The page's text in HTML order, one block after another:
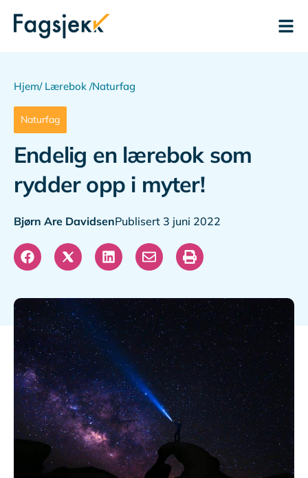
Hjem/ Lærebok /Naturfag
Naturfag
Endelig en lærebok som
rydder opp i myter!
Bjørn Are DavidsenPublisert 3 juni 2022